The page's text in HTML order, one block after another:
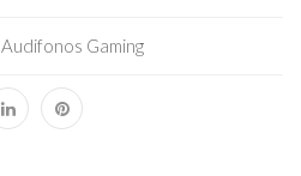
Audifonos Gaming